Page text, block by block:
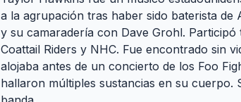
a la agrupación tras haber sido baterista
y su camaradería con Dave Grohl.
Coattail Riders y NHC. Fue encontrado sin
alojaba antes de un concierto de los Foo
hallaron múltiples sustancias en su